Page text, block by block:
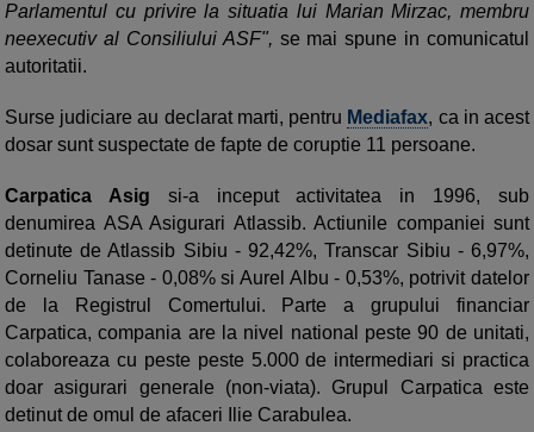
Parlamentul cu privire la situatia lui Marian Mirzac, membru
neexecutiv al Consiliului ASF", se mai spune in comunicatul
autoritatii.
Surse judiciare au declarat marti, pentru Mediafax, ca in acest
dosar sunt suspectate de fapte de coruptie 11 persoane.
Carpatica Asig si-a inceput activitatea in 1996, sub
denumirea ASA Asigurari Atlassib. Actiunile companiei sunt
detinute de Atlassib Sibiu - 92,42%, Transcar Sibiu - 6,97%,
Corneliu Tanase - 0,08% si Aurel Albu - 0,53%, potrivit datelor
de la Registrul Comertului. Parte a grupului financiar
Carpatica, compania are la nivel national peste 90 de unitati,
colaboreaza cu peste peste 5.000 de intermediari si practica
doar asigurari generale (non-viata). Grupul Carpatica este
detinut de omul de afaceri Ilie Carabulea.